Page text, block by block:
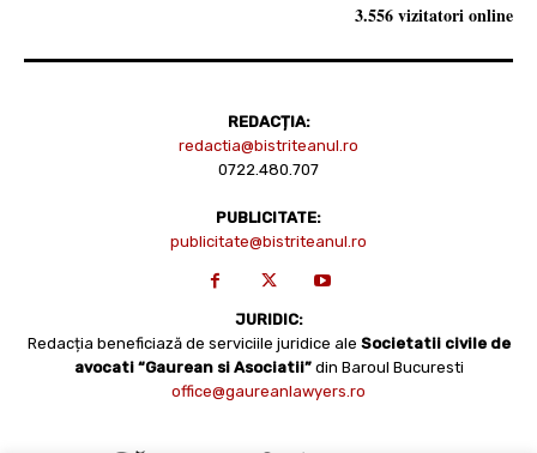
3.556 vizitatori online
REDACȚIA:
redactia@bistriteanul.ro
0722.480.707
PUBLICITATE:
publicitate@bistriteanul.ro
JURIDIC:
Redacția beneficiază de serviciile juridice ale Societatii civile de
avocati “Gaurean si Asociatii” din Baroul Bucuresti
office@gaureanlawyers.ro